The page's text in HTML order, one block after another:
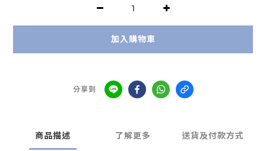
加入購物車
分享到
商品描述 了解更多 送貨及付款方式